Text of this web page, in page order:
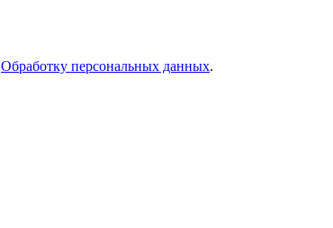
Обработку персональных данных.